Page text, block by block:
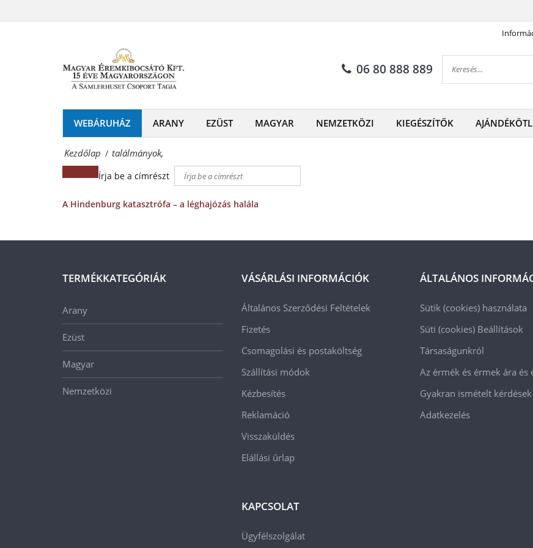
Éremkibocsátó
Kft.
Érmék
és
emlékérmek
hivatalos
forgalmazója!
06 80 888 889
WEBÁRUHÁZ ARANY EZÜST MAGYAR NEMZETKÖZI KIEGÉSZÍTŐK
Kezdőlap / találmányok,
Írja be a címrészt
A Hindenburg katasztrófa – a léghajózás halála
TERMÉKKATEGÓRIÁK
Arany
Ezüst
Magyar
Nemzetközi
VÁSÁRLÁSI INFORMÁCIÓK
Általános Szerződési Feltételek
Fizetés
Csomagolási és postaköltség
Szállítási módok
Kézbesítés
Reklamáció
Visszaküldés
Elállási űrlap
KAPCSOLAT
Ügyfélszolgálat
ÁLTALÁNOS
Sütik (cookies) használata
Süti (cookies) Beállítások
Társaságunkról
Az érmék és érmek ára és
Gyakran ismételt kérdések
Adatkezelés
forgalmazója!